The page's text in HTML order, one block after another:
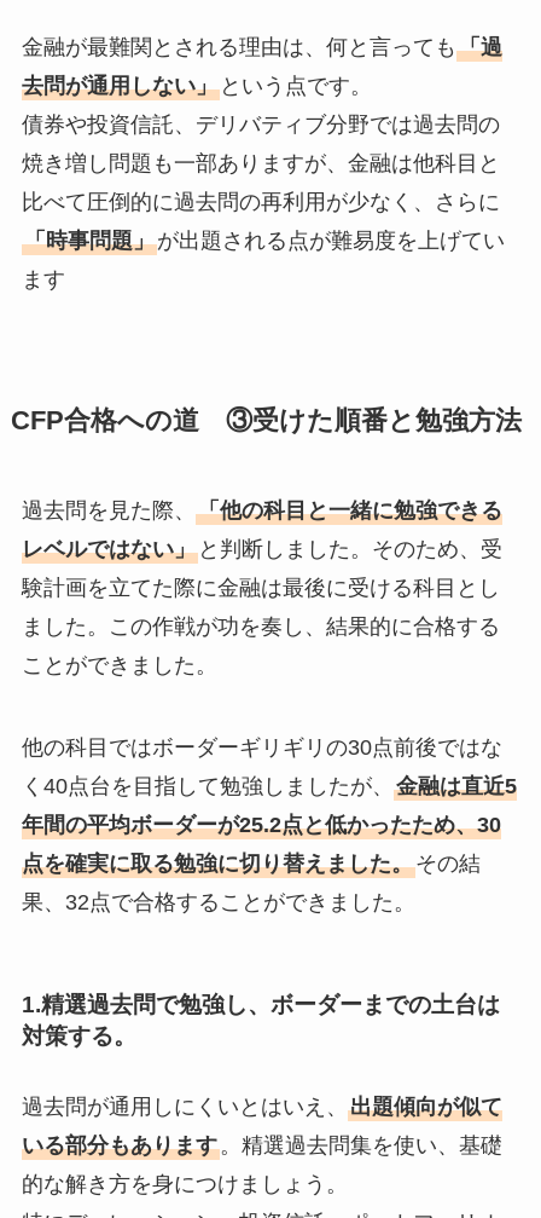
金融が最難関とされる理由は、何と言っても 「過
去問が通用しない」という点です。
債券や投資信託、デリバティブ分野では過去問の
焼き増し問題も一部ありますが、金融は他科目と
比べて圧倒的に過去問の再利用が少なく、さらに
「時事問題」が出題される点が難易度を上げてい
ます
CFP合格への道 ③受けた順番と勉強方法
過去問を見た際、 「他の科目と一緒に勉強できる
レベルではない」と判断しました。そのため、受
験計画を立てた際に金融は最後に受ける科目とし
ました。この作戦が功を奏し、結果的に合格する
ことができました。
他の科目ではボーダーギリギリの30点前後ではな
く40点台を目指して勉強しましたが、 金融は直近5
年間の平均ボーダーが25.2点と低かったため、30
点を確実に取る勉強に切り替えました。その結
果、32点で合格することができました。
1.精選過去問で勉強し、ボーダーまでの土台は
対策する。
過去問が通用しにくいとはいえ、 出題傾向が似て
いる部分もあります。精選過去問集を使い、基礎
的な解き方を身につけましょう。